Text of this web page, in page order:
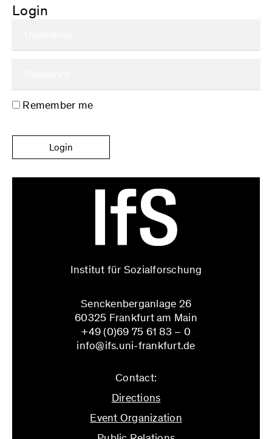
Login
Remember me
Login
Institut für Sozialforschung
Senckenberganlage 26
60325 Frankfurt am Main
+49 (0)69 75 61 83 – 0
info@ifs.uni-frankfurt.de
Contact:
Directions
Event Organization